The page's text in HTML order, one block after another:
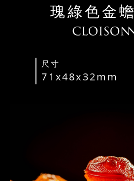
瑰綠色金
尺寸
71x48x32mm